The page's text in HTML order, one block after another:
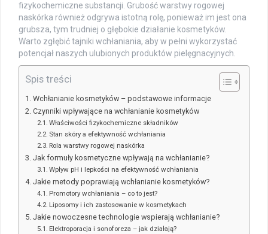
fizykochemiczne substancji. Grubość warstwy rogowej
naskórka również odgrywa istotną rolę, ponieważ im jest ona
grubsza, tym trudniej o głębokie działanie kosmetyków.
Warto zgłębić tajniki wchłaniania, aby w pełni wykorzystać
potencjał naszych ulubionych produktów pielęgnacyjnych.
Spis treści
Wchłanianie kosmetyków – podstawowe informacje
Czynniki wpływające na wchłanianie kosmetyków
Właściwości fizykochemiczne składników
Stan skóry a efektywność wchłaniania
Rola warstwy rogowej naskórka
Jak formuły kosmetyczne wpływają na wchłanianie?
Wpływ pH i lepkości na efektywność wchłaniania
Jakie metody poprawiają wchłanianie kosmetyków?
Promotory wchłaniania – co to jest?
Liposomy i ich zastosowanie w kosmetykach
Jakie nowoczesne technologie wspierają wchłanianie?
Elektroporacja i sonoforeza – jak działają?